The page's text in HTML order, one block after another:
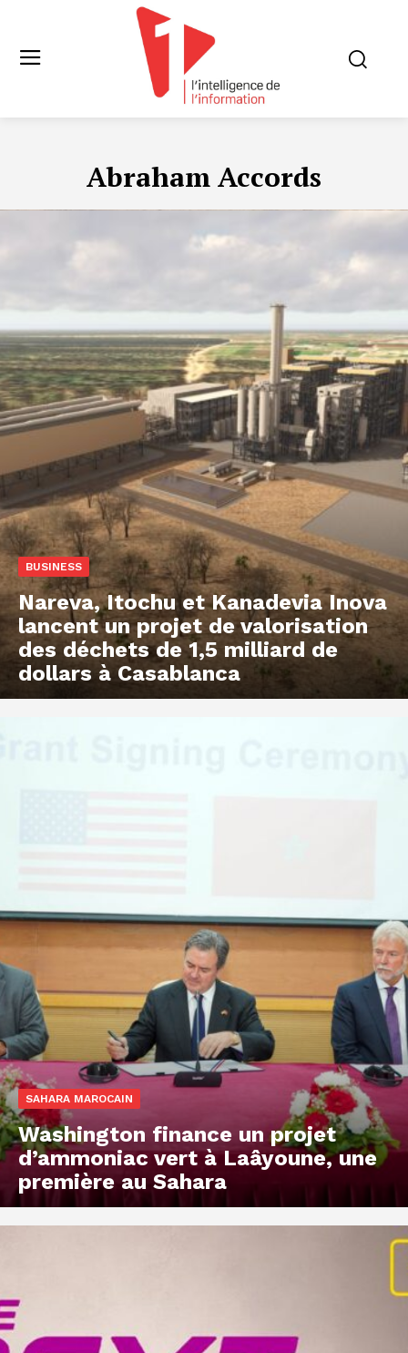
Abraham Accords
BUSINESS
Nareva, Itochu et Kanadevia Inova
lancent un projet de valorisation
des déchets de 1,5 milliard de
dollars à Casablanca
SAHARA MAROCAIN
Washington finance un projet
d’ammoniac vert à Laâyoune, une
première au Sahara